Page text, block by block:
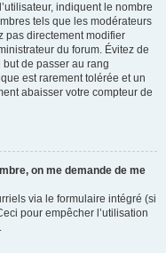
indiquent le nombre
tels que les modérateurs
pas directement modifier
du forum. Évitez de
de passer au rang
est rarement tolérée et un
abaisser votre compteur de
on me demande de me
via le formulaire intégré (si
pour empêcher l’utilisation